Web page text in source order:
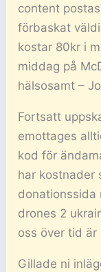
content
förbaskat
kostar 80kr i
middag på
hälsosamt –
Fortsatt
emottages
kod för
har kostnader
donationssida
drones 2
oss över tid är
Gillade ni